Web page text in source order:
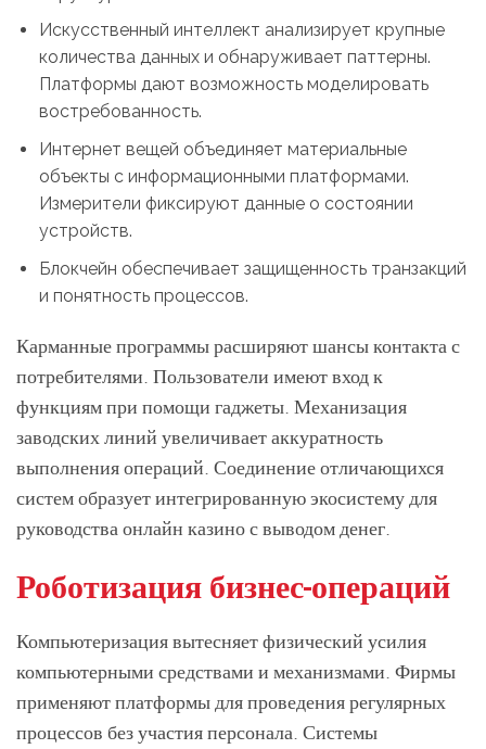
Искусственный интеллект анализирует крупные
количества данных и обнаруживает паттерны.
Платформы дают возможность моделировать
востребованность.
Интернет вещей объединяет материальные
объекты с информационными платформами.
Измерители фиксируют данные о состоянии
устройств.
Блокчейн обеспечивает защищенность транзакций
и понятность процессов.
Карманные программы расширяют шансы контакта с
потребителями. Пользователи имеют вход к
функциям при помощи гаджеты. Механизация
заводских линий увеличивает аккуратность
выполнения операций. Соединение отличающихся
систем образует интегрированную экосистему для
руководства онлайн казино с выводом денег.
Роботизация бизнес-операций
Компьютеризация вытесняет физический усилия
компьютерными средствами и механизмами. Фирмы
применяют платформы для проведения регулярных
процессов без участия персонала. Системы